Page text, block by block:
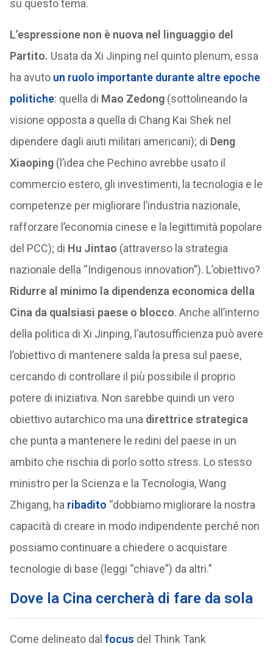
su questo tema.
L’espressione non è nuova nel linguaggio del
Partito. Usata da Xi Jinping nel quinto plenum, essa
ha avuto un ruolo importante durante altre epoche
politiche: quella di Mao Zedong(sottolineando la
visione opposta a quella di Chang Kai Shek nel
dipendere dagli aiuti militari americani); di Deng
Xiaoping(l’idea che Pechino avrebbe usato il
commercio estero, gli investimenti, la tecnologia e le
competenze per migliorare l’industria nazionale,
rafforzare l’economia cinese e la legittimità popolare
del PCC); di Hu Jintao (attraverso la strategia
nazionale della “Indigenous innovation”). L’obiettivo?
Ridurre al minimo la dipendenza economica della
Cina da qualsiasi paese o blocco. Anche all’interno
della politica di Xi Jinping, l’autosufficienza può avere
l’obiettivo di mantenere salda la presa sul paese,
cercando di controllare il più possibile il proprio
potere di iniziativa. Non sarebbe quindi un vero
obiettivo autarchico ma una direttrice strategica
che punta a mantenere le redini del paese in un
ambito che rischia di porlo sotto stress. Lo stesso
ministro per la Scienza e la Tecnologia, Wang
Zhigang, ha ribadito “dobbiamo migliorare la nostra
capacità di creare in modo indipendente perché non
possiamo continuare a chiedere o acquistare
tecnologie di base (leggi “chiave”) da altri.”
Dove la Cina cercherà di fare da sola
Come delineato dal focus del Think Tank